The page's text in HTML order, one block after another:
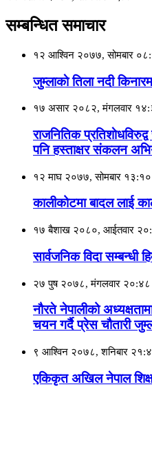
सम्बन्धित समाचार
१२ आश्विन २०७७, सोमबार
जुम्लाकाे तिला नदी
१७ असार २०८२, मंगलवार
राजनितिक प्रतिशाेधविरुद्व
पनि हस्ताक्षर संकलन
१२ माघ २०७७, सोमबार १३:१०
कालीकोटमा बादल लाई
१७ बैशाख २०८०, आईतवार
सार्वजनिक विदा सम्बन्धी
२७ पुष २०७८, मंगलवार २०:४८
नौरते नेपालीको
चयन गर्दै प्रेस चौतारी
९ आश्विन २०७८, शनिबार
एकिकृत अखिल नेपाल